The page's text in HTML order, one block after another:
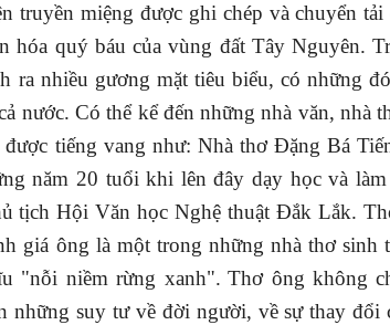
truyền miệng được ghi chép và chuyển
hóa quý báu của vùng đất Tây Nguyên.
ra nhiều gương mặt tiêu biểu, có những
nước. Có thể kể đến những nhà văn, nhà
tiếng vang như: Nhà thơ Đặng Bá
năm 20 tuổi khi lên đây dạy học và
tịch Hội Văn học Nghệ thuật Đắk Lắk.
giá ông là một trong những nhà thơ
"nỗi niềm rừng xanh". Thơ ông không
những suy tư về đời người, về sự thay